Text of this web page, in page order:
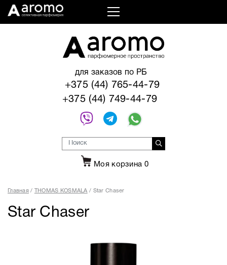
для заказов по РБ
+375 (44) 765-44-79
+375 (44) 749-44-79
Моя корзина 0
Главная THOMAS KOSMALA Star Chaser
Star Chaser